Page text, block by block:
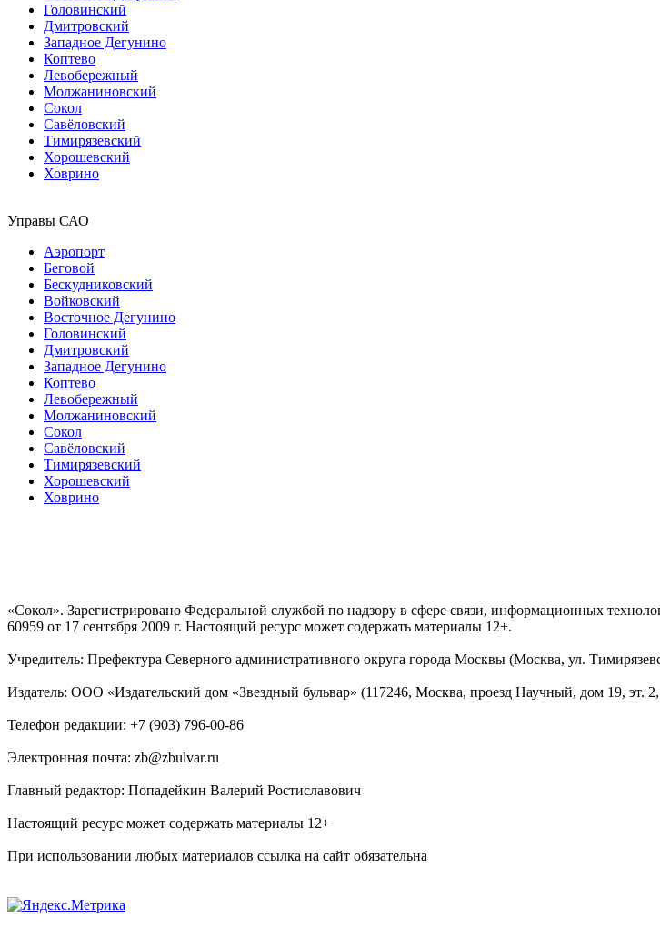
Головинский
Дмитровский
Западное Дегунино
Коптево
Левобережный
Молжаниновский
Сокол
Савёловский
Тимирязевский
Хорошевский
Ховрино
Управы САО
Аэропорт
Беговой
Бескудниковский
Войковский
Восточное Дегунино
Головинский
Дмитровский
Западное Дегунино
Коптево
Левобережный
Молжаниновский
Сокол
Савёловский
Тимирязевский
Хорошевский
Ховрино
«Сокол». Зарегистрировано Федеральной службой по надзору в сфере связи, информационных
60959 от 17 сентября 2009 г. Настоящий ресурс может содержать материалы 12+.
Учредитель: Префектура Северного административного округа города Москвы (Москва, ул.
Издатель: ООО «Издательский дом «Звездный бульвар» (117246, Москва, проезд Научный, дом 19, эт.
Телефон редакции: +7 (903) 796-00-86
Электронная почта: zb@zbulvar.ru
Главный редактор: Попадейкин Валерий Ростиславович
Настоящий ресурс может содержать материалы 12+
При использовании любых материалов ссылка на сайт обязательна